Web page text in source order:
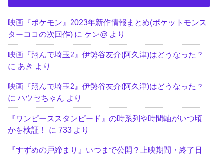
映画『ポケモン』2023年新作情報まとめ(ポケットモンス
ターココの次回作) にケン@ より
映画『翔んで埼玉2』伊勢谷友介(阿久津)はどうなった？
に あき より
映画『翔んで埼玉2』伊勢谷友介(阿久津)はどうなった？
にハツセちゃん より
『ワンピーススタンピード』の時系列や時間軸がいつ頃
かを検証！
に733 より
『すずめの戸締まり』いつまで公開？上映期間・終了日